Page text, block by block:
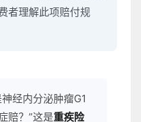
者理解此项赔付规
经内分泌肿瘤G1
赔？”这是重疾险